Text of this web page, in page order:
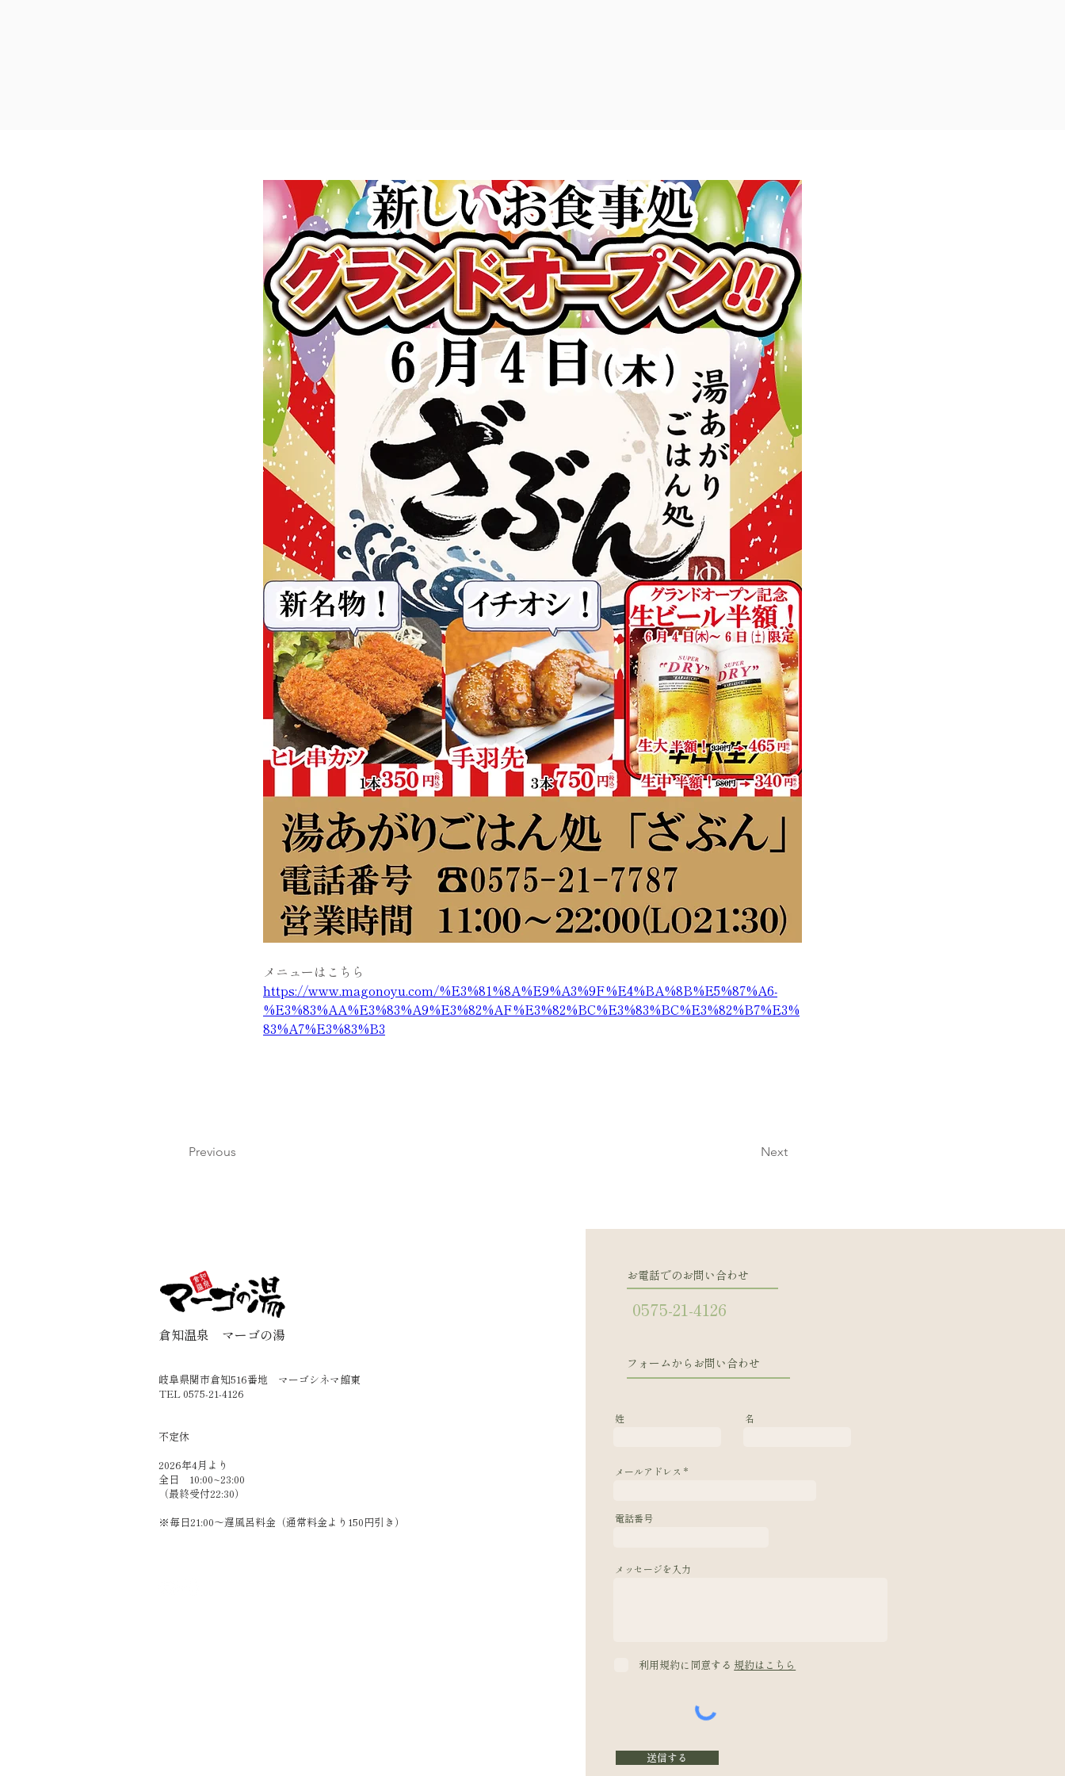
メニューはこちら
https://www.magonoyu.com/%E3%81%8A%E9%A3%9F%E4%BA%8B%E5%87%A6-
%E3%83%AA%E3%83%A9%E3%82%AF%E3%82%BC%E3%83%BC%E3%82%B7%E3%
83%A7%E3%83%B3
Previous Next
倉知温泉 マーゴの湯
岐阜県関市倉知516番地 マーゴシネマ館東
TEL 0575-21-4126
​不定休
2026年4月より
全日 10:00~23:00
（最終受付22:30）
​※毎日21:00～遅風呂料金（通常料金より150円引き）
お電話でのお問い合わせ
0575-21-4126
フォームからお問い合わせ
姓 名
メールアドレス
電話番号
メッセージを入力
利用規約に同意する 規約はこちら
送信する